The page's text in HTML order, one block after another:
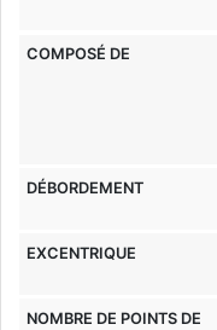
COMPOSÉ DE
DÉBORDEMENT
EXCENTRIQUE
NOMBRE DE POINTS DE